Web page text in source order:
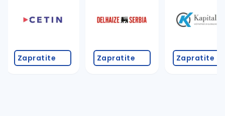
Zapratite Zapratite Zapratite